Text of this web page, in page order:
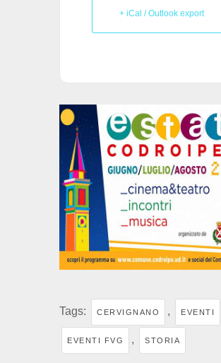
+ iCal / Outlook export
Tags: CERVIGNANO , EVENTI
EVENTI FVG , STORIA